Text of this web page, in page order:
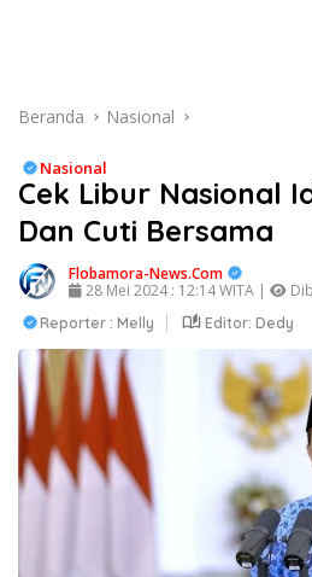
Beranda Nasional
Nasional
Cek Libur Nasional
Dan Cuti Bersama
Flobamora-News.Com
28 Mei 2024 : 12:14 WITA |
Reporter : Melly Editor: Dedy